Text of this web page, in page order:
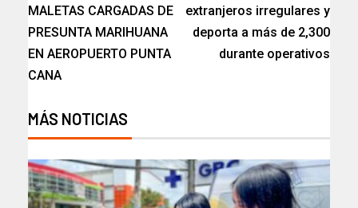
MALETAS CARGADAS DE
PRESUNTA MARIHUANA
EN AEROPUERTO PUNTA
CANA
extranjeros irregulares y
deporta a más de 2,300
durante operativos
MÁS NOTICIAS